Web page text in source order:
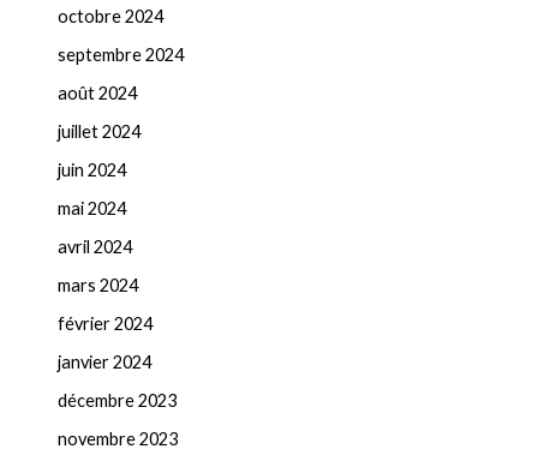
octobre 2024
septembre 2024
août 2024
juillet 2024
juin 2024
mai 2024
avril 2024
mars 2024
février 2024
janvier 2024
décembre 2023
novembre 2023